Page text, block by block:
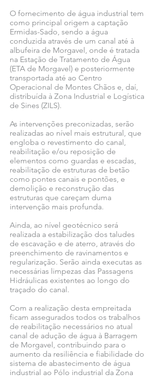
O fornecimento de água industrial tem
como principal origem a captação
Ermidas-Sado, sendo a água
conduzida através de um canal até à
albufeira de Morgavel, onde é tratada
na Estação de Tratamento de Água
(ETA de Morgavel) e posteriormente
transportada até ao Centro
Operacional de Montes Chãos e, daí,
distribuída à Zona Industrial e Logística
de Sines (ZILS).
As intervenções preconizadas, serão
realizadas ao nível mais estrutural, que
engloba o revestimento do canal,
reabilitação e/ou reposição de
elementos como guardas e escadas,
reabilitação de estruturas de betão
como pontes canais e pontões, e
demolição e reconstrução das
estruturas que careçam duma
intervenção mais profunda.
Ainda, ao nível geotécnico será
realizada a estabilização dos taludes
de escavação e de aterro, através do
preenchimento de ravinamentos e
regularização. Serão ainda executas as
necessárias limpezas das Passagens
Hidráulicas existentes ao longo do
traçado do canal.
Com a realização desta empreitada
ficam assegurados todos os trabalhos
de reabilitação necessários no atual
canal de adução de água à Barragem
de Morgavel, contribuindo para o
aumento da resiliência e fiabilidade do
sistema de abastecimento de água
industrial ao Pólo industrial da Zona